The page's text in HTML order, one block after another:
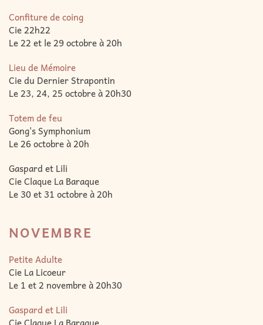
Confiture de coing
Cie 22h22
Le 22 et le 29 octobre à 20h
Lieu de Mémoire
Cie du Dernier Strapontin
Le 23, 24, 25 octobre à 20h30
Totem de feu
Gong's Symphonium
Le 26 octobre à 20h
Gaspard et Lili
Cie Claque La Baraque
Le 30 et 31 octobre à 20h
NOVEMBRE
Petite Adulte
Cie La Licoeur
Le 1 et 2 novembre à 20h30
Gaspard et Lili